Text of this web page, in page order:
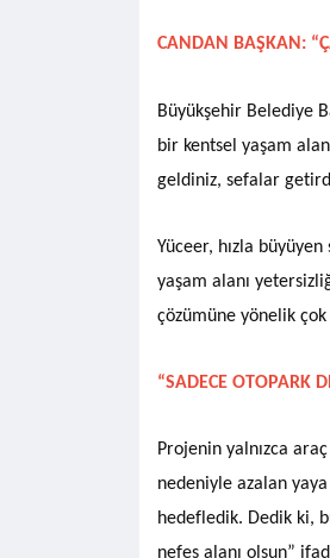
CANDAN BAŞKAN:
Büyükşehir Belediye
bir kentsel yaşam
geldiniz, sefalar
Yüceer, hızla
yaşam alanı
çözümüne yönelik
“SADECE OTOPARK
Projenin yalnızca
nedeniyle azalan yaya
hedefledik. Dedik ki,
nefes alanı olsun”